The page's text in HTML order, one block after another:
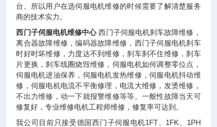
台。所以用户在选伺服电机维修的时候需要了解清楚服务
商的技术实力。
西门子伺服电机维修中心西门子伺服电机刹车故障维修，
离合器故障维修，编码器故障维修，西门子伺服电机刹车
时好时坏维修，力度达不到维修，刹车刹不住维修，刹车
片更换，刹车线圈烧毁维修，伺服电机如何调整零位点，
伺服电机进油保养，伺服电机发热维修，伺服电机抖动维
修，伺服电机电流不平衡修理，电流大维修，发烫维修，
不出力维修，动一下就报警维修等等。一般性故障当天可
修复好，专业维修电机工程师维修，修复率可达到。
我公司目前只接受德国西门子伺服电机1FT、1FK、1PH